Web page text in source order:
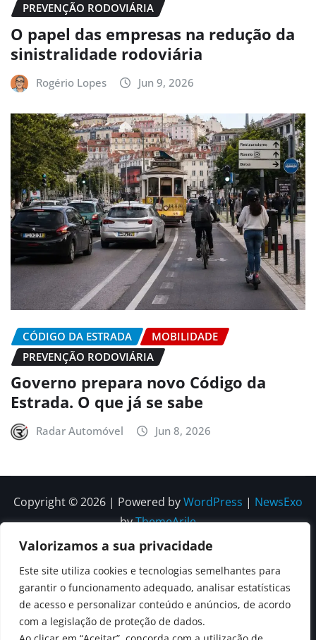
Valorizamos a sua privacidade
Este site utiliza cookies e tecnologias semelhantes para
garantir o funcionamento adequado, analisar estatísticas
de acesso e personalizar conteúdo e anúncios, de acordo
com a legislação de proteção de dados.
PREVENÇÃO RODOVIÁRIA
O papel das empresas na redução da
sinistralidade rodoviária
Rogério Lopes Jun 9, 2026
CÓDIGO DA ESTRADA
MOBILIDADE
PREVENÇÃO RODOVIÁRIA
Governo prepara novo Código da
Estrada. O que já se sabe
Radar Automóvel Jun 8, 2026
Copyright © 2026 | Powered byWordPress | NewsExo
byThemeArile
Somos
Editorial
Privacidade
correções e
Contactos